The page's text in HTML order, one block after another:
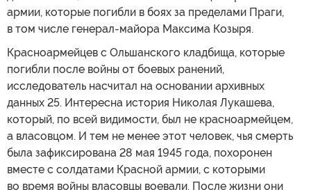
армии, которые погибли в боях за пределами Праги,
в том числе генерал-майора Максима Козыря.
Красноармейцев с Ольшанского кладбища, которые
погибли после войны от боевых ранений,
исследователь насчитал на основании архивных
данных 25. Интересна история Николая Лукашева,
который, по всей видимости, был не красноармейцем,
а власовцом. И тем не менее этот человек, чья смерть
была зафиксирована 28 мая 1945 года, похоронен
вместе с солдатами Красной армии, с которыми
во время войны власовцы воевали. После жизни они